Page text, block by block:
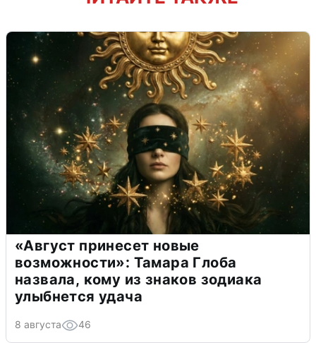
«Август принесет новые
возможности»: Тамара Глоба
назвала, кому из знаков зодиака
улыбнется удача
8 августа 46